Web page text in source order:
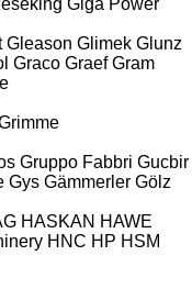
Gleason Glimek Glunz
Graco Graef Gram
Gruppo Fabbri Gucbir
Gys Gämmerler Gölz
HASKAN HAWE
HNC HP HSM